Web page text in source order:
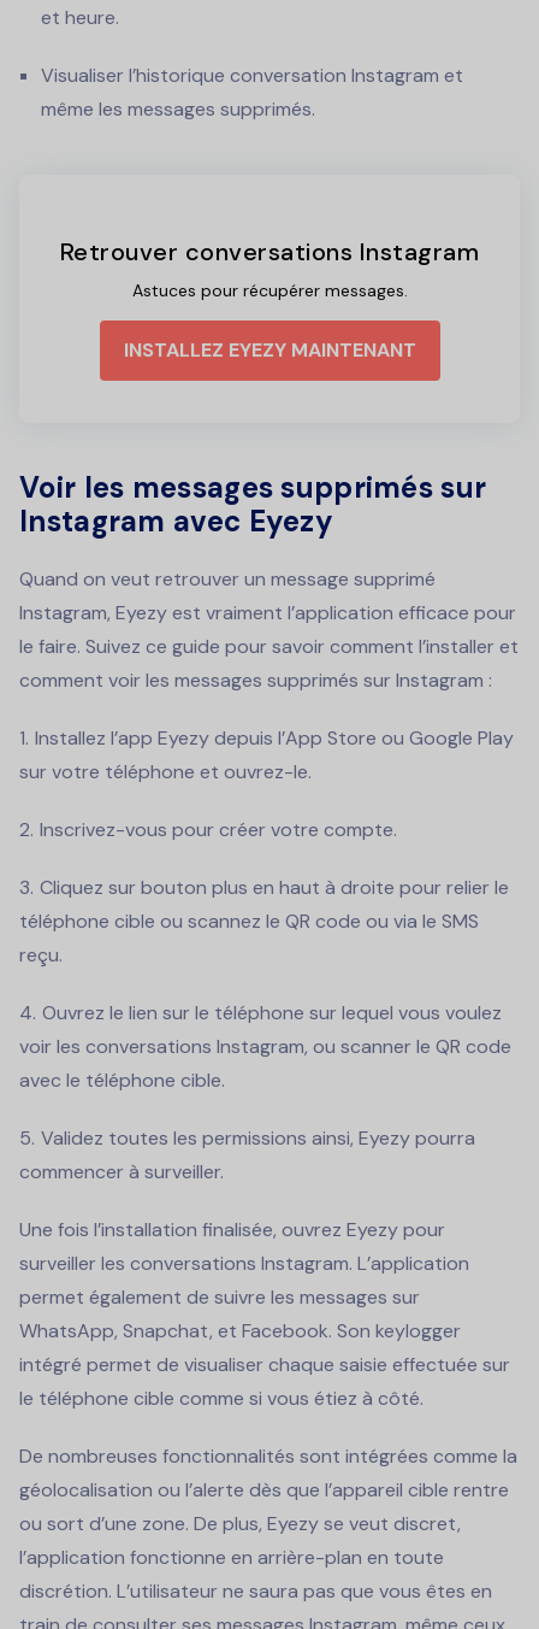
et heure.
Visualiser l’historique conversation Instagram et
même les messages supprimés.
Retrouver conversations Instagram
Astuces pour récupérer messages.
INSTALLEZ EYEZY MAINTENANT
Voir les messages supprimés sur
Instagram avec Eyezy
Quand on veut retrouver un message supprimé
Instagram, Eyezy est vraiment l’application efficace pour
le faire. Suivez ce guide pour savoir comment l’installer et
comment voir les messages supprimés sur Instagram :
Installez l’app Eyezy depuis l’App Store ou Google Play
sur votre téléphone et ouvrez-le.
Inscrivez-vous pour créer votre compte.
Cliquez sur bouton plus en haut à droite pour relier le
téléphone cible ou scannez le QR code ou via le SMS
reçu.
Ouvrez le lien sur le téléphone sur lequel vous voulez
voir les conversations Instagram, ou scanner le QR code
avec le téléphone cible.
Validez toutes les permissions ainsi, Eyezy pourra
commencer à surveiller.
Une fois l’installation finalisée, ouvrez Eyezy pour
surveiller les conversations Instagram. L’application
permet également de suivre les messages sur
WhatsApp, Snapchat, et Facebook. Son keylogger
intégré permet de visualiser chaque saisie effectuée sur
le téléphone cible comme si vous étiez à côté.
De nombreuses fonctionnalités sont intégrées comme la
géolocalisation ou l’alerte dès que l’appareil cible rentre
ou sort d’une zone. De plus, Eyezy se veut discret,
l’application fonctionne en arrière-plan en toute
discrétion. L’utilisateur ne saura pas que vous êtes en